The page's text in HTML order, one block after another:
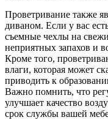
Проветривание также
диваном. Если у вас
съемные чехлы на
неприятных запахов и
Кроме того,
влаги, которая может
приводить к
Важно помнить, что
улучшает качество
срок службы вашей